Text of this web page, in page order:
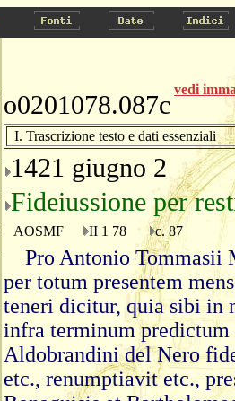
o0201078.087c
vedi
I. Trascrizione testo e dati essenziali
1421 giugno 2
Fideiussione per
AOSMF II 1 78
c. 87
Pro Antonio Tommasii
per totum presentem
teneri dicitur, quia sibi in
infra terminum predictum
Aldobrandini del Nero
etc., renumptiavit etc.,